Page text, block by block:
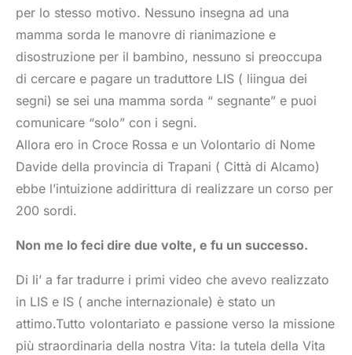
per lo stesso motivo. Nessuno insegna ad una
mamma sorda le manovre di rianimazione e
disostruzione per il bambino, nessuno si preoccupa
di cercare e pagare un traduttore LIS ( liingua dei
segni) se sei una mamma sorda “ segnante” e puoi
comunicare “solo” con i segni.
Allora ero in Croce Rossa e un Volontario di Nome
Davide della provincia di Trapani ( Città di Alcamo)
ebbe l’intuizione addirittura di realizzare un corso per
200 sordi.
Non me lo feci dire due volte, e fu un successo.
Di li’ a far tradurre i primi video che avevo realizzato
in LIS e IS ( anche internazionale) è stato un
attimo.Tutto volontariato e passione verso la missione
più straordinaria della nostra Vita: la tutela della Vita